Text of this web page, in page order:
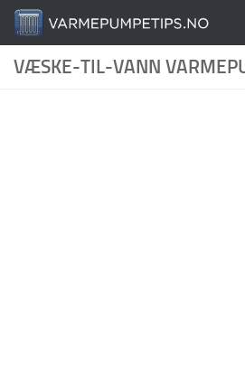
Skip to content
VÆSKE-TIL-VANN